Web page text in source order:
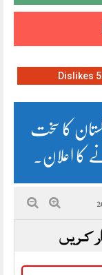
کا سخت
کا اعلان.
کریں